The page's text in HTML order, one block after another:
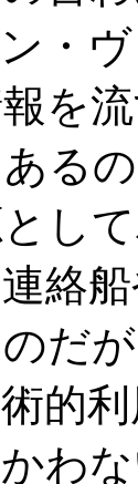
・
を
る
し
絡
だ
的
わ